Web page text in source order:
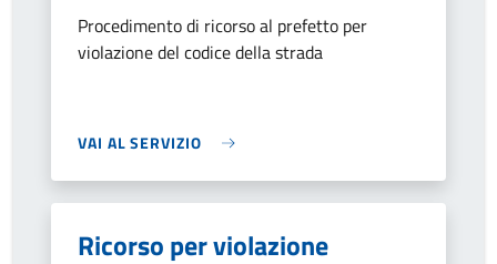
Procedimento di ricorso al prefetto per
violazione del codice della strada
VAI AL SERVIZIO
Ricorso per violazione